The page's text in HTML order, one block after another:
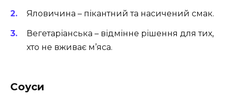
Яловичина – пікантний та насичений смак.
Вегетаріанська – відмінне рішення для тих,
хто не вживає м’яса.
Соуси